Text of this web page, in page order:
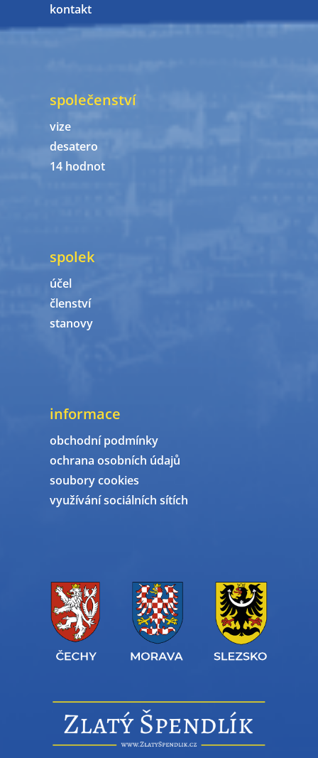
kontakt
společenství
vize
desatero
14 hodnot
spolek
účel
členství
stanovy
informace
obchodní podmínky
ochrana osobních údajů
soubory cookies
využívání sociálních sítích